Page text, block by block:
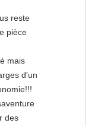
reste
pièce
mais
d'un
des